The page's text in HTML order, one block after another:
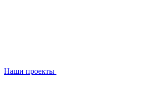
Наши проекты